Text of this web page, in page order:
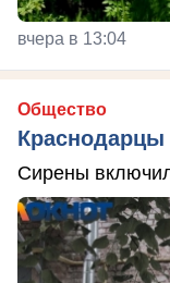
вчера в 13:04
Общество
Сирены